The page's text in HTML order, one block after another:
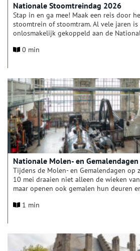
Nationale Stoomtreindag 2026
Stap in en ga mee! Maak een reis door
stoomtrein of stoomtram. Al vele jaren is
onlosmakelijk gekoppeld aan de
stoomlocomotieven opgestookt.
0 min
Nationale Molen- en Gemalendagen
Tijdens de Molen- en Gemalendagen op
10 mei draaien niet alleen de wieken
maar openen ook gemalen hun deuren
is van levensbelang, bemaling en
leert over waterwerken die vroeger, maar
rol spelen in het waterbeheer.
1 min